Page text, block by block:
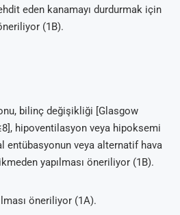
eden kanamayı durdurmak için
(1B).
bilinç değişikliği [Glasgow
hipoventilasyon veya hipoksemi
entübasyonun veya alternatif hava
yapılması öneriliyor (1B).
öneriliyor (1A).